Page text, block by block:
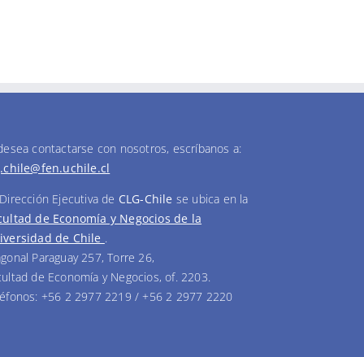
contactarse con nosotros, escríbanos a:
Ejecutiva de CLG-Chile se ubica en la
de Economía y Negocios de la
de Chile .
Paraguay 257, Torre 26,
de Economía y Negocios, of. 2203.
+56 2 2977 2219 / +56 2 2977 2220